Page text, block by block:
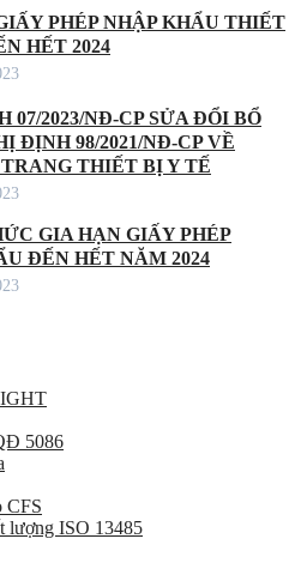
PHÉP NHẬP KHẨU THIẾT
HẾT 2024
07/2023/NĐ-CP SỬA ĐỔI BỔ
ĐỊNH 98/2021/NĐ-CP VỀ
THIẾT BỊ Y TẾ
GIA HẠN GIẤY PHÉP
ĐẾN HẾT NĂM 2024
5086
CFS
lượng ISO 13485